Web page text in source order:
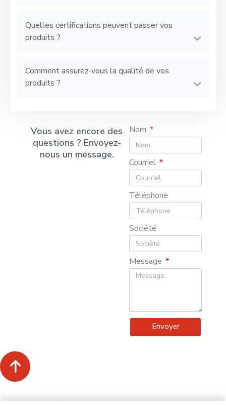
Quelles certifications peuvent passer vos
produits ?
Comment assurez-vous la qualité de vos
produits ?
Vous avez encore des
questions ? Envoyez-
nous un message.
Nom
Courriel
Téléphone
Société
Message
Envoyer